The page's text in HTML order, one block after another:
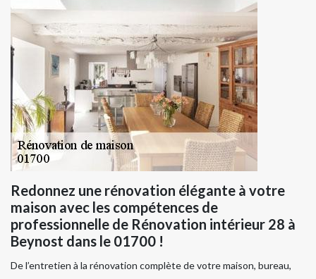
Redonnez une rénovation élégante à votre
maison avec les compétences de
professionnelle de Rénovation intérieur 28 à
Beynost dans le 01700 !
De l’entretien à la rénovation complète de votre maison, bureau,